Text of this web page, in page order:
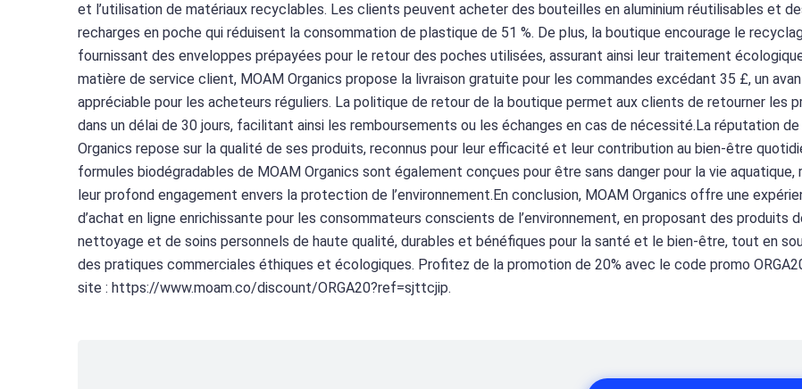
et l’utilisation de matériaux recyclables. Les clients peuvent acheter des bouteilles en aluminium réutilisables et
recharges en poche qui réduisent la consommation de plastique de 51 %. De plus, la boutique encourage le
fournissant des enveloppes prépayées pour le retour des poches utilisées, assurant ainsi leur traitement
matière de service client, MOAM Organics propose la livraison gratuite pour les commandes excédant 35 £, un
appréciable pour les acheteurs réguliers. La politique de retour de la boutique permet aux clients de retourner les
dans un délai de 30 jours, facilitant ainsi les remboursements ou les échanges en cas de nécessité.La réputation de
Organics repose sur la qualité de ses produits, reconnus pour leur efficacité et leur contribution au bien-être
formules biodégradables de MOAM Organics sont également conçues pour être sans danger pour la vie aquatique,
leur profond engagement envers la protection de l’environnement.En conclusion, MOAM Organics offre une
d’achat en ligne enrichissante pour les consommateurs conscients de l’environnement, en proposant des produits
nettoyage et de soins personnels de haute qualité, durables et bénéfiques pour la santé et le bien-être, tout en
des pratiques commerciales éthiques et écologiques. Profitez de la promotion de 20% avec le code promo
site : https://www.moam.co/discount/ORGA20?ref=sjttcjip.